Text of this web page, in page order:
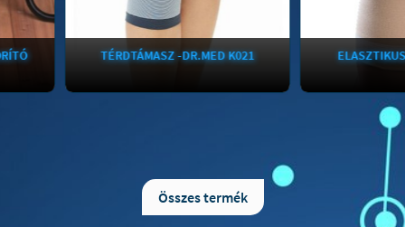
TÉRDTÁMASZ -DR.MED K021
a térdet sporttevékenység közben
rögzíti, ezáltal megelőzi a
sérüléseket.- A Dr. Med térdvédő
ELASZTIKUS
Anatomic Help
patella könnyítéssel
minőségű elasztikus
térdszorító hatékony és
ad az ízületeknek.
használatra és
Összes termék